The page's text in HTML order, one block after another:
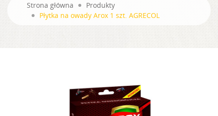
Strona główna
Produkty
Płytka na owady Arox 1 szt. AGRECOL